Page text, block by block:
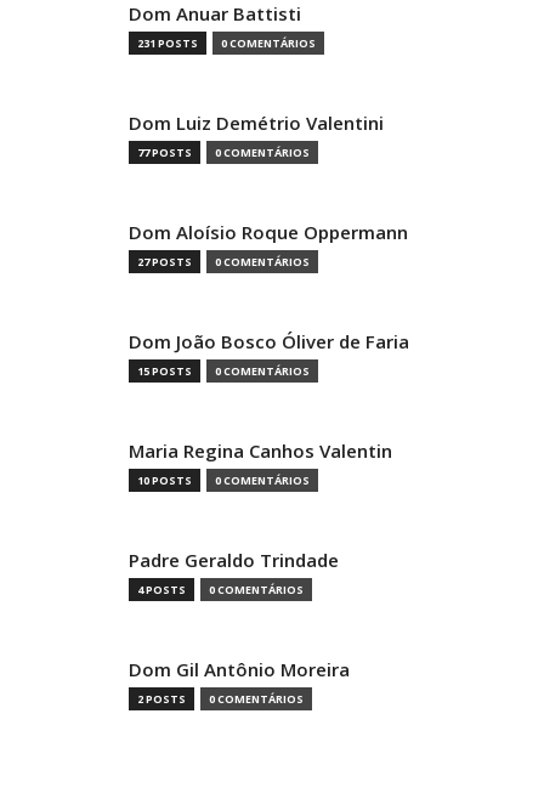
Dom Anuar Battisti
231 POSTS 0 COMENTÁRIOS
Dom Luiz Demétrio Valentini
77 POSTS 0 COMENTÁRIOS
Dom Aloísio Roque Oppermann
27 POSTS 0 COMENTÁRIOS
Dom João Bosco Óliver de Faria
15 POSTS 0 COMENTÁRIOS
Maria Regina Canhos Valentin
10 POSTS 0 COMENTÁRIOS
Padre Geraldo Trindade
4 POSTS 0 COMENTÁRIOS
Dom Gil Antônio Moreira
2 POSTS 0 COMENTÁRIOS